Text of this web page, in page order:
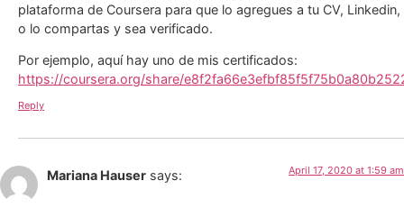
plataforma de Coursera para que lo agregues a tu CV, Linkedin,
o lo compartas y sea verificado.
Por ejemplo, aquí hay uno de mis certificados:
https://coursera.org/share/
Reply
Mariana Hauser says: April 17, 2020 at 1:59 am